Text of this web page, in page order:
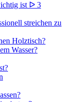
ist ᐅ 3
streichen zu
Holztisch?
Wasser?